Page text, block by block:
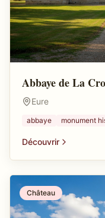
Abbaye de La
Eure
abbaye monument
Découvrir
Château